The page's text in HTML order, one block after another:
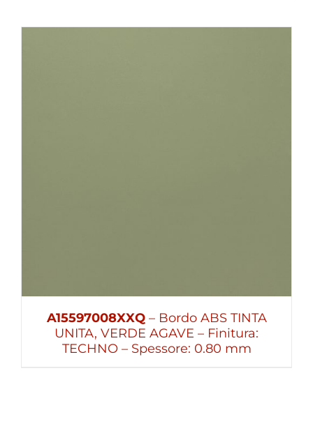
A15597008XXQ – Bordo ABS TINTA
UNITA, VERDE AGAVE – Finitura:
TECHNO – Spessore: 0.80 mm